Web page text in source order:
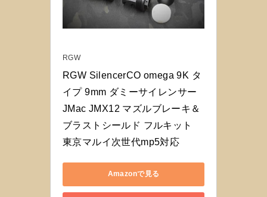
RGW
RGW SilencerCO omega 9K タ
イプ 9mm ダミーサイレンサー
JMac JMX12 マズルブレーキ＆
ブラストシールド フルキット
東京マルイ次世代mp5対応
Amazonで見る